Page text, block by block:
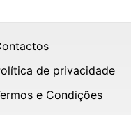
de privacidade
e Condições